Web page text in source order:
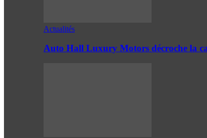
Actualités
Auto Hall Luxury Motors décroche la